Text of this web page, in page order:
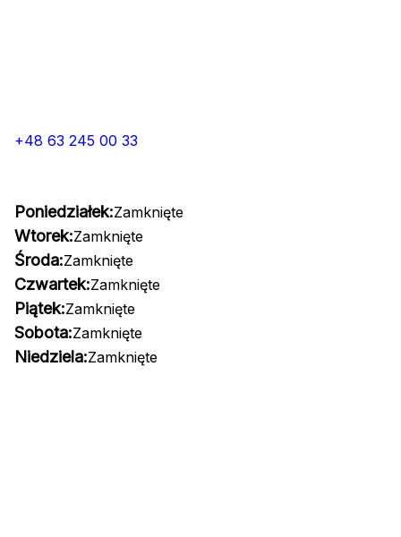
+48 63 245 00 33
Poniedziałek:Zamknięte
Wtorek:Zamknięte
Środa:Zamknięte
Czwartek:Zamknięte
Piątek:Zamknięte
Sobota:Zamknięte
Niedziela:Zamknięte